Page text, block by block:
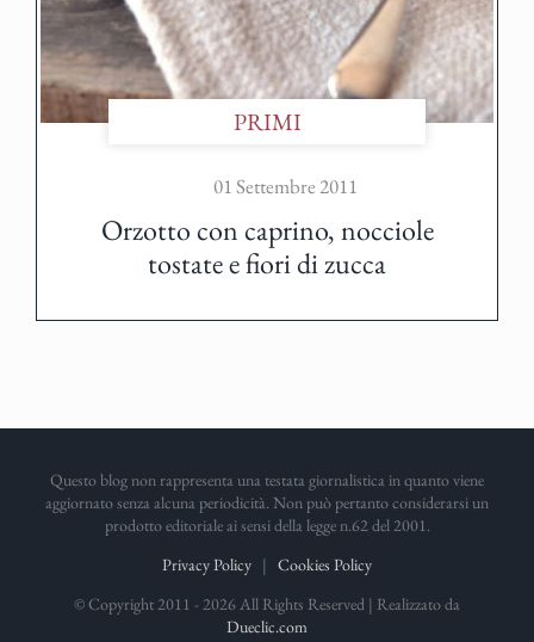
PRIMI
01 Settembre 2011
Orzotto con caprino, nocciole
tostate e fiori di zucca
Questo blog non rappresenta una testata giornalistica in quanto viene
aggiornato senza alcuna periodicità. Non può pertanto considerarsi un
prodotto editoriale ai sensi della legge n.62 del 2001.
Privacy Policy | Cookies Policy
© Copyright 2011 - 2026 All Rights Reserved | Realizzato da
Dueclic.com